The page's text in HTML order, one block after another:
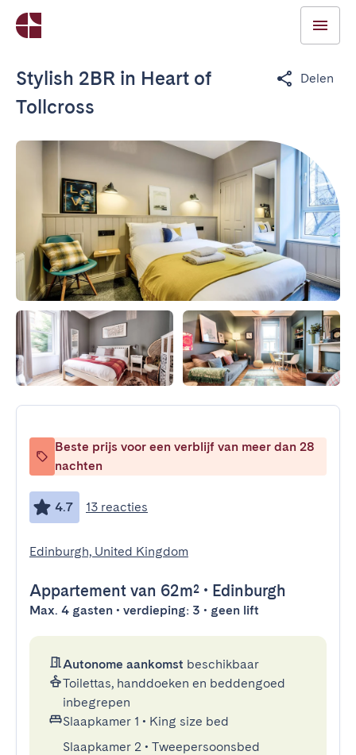
Stylish 2BR in Heart of
Tollcross
Delen
Beste prijs voor een verblijf van meer dan 28
nachten
4.7 13 reacties
Edinburgh, United Kingdom
Appartement van 62m² • Edinburgh
Max. 4 gasten • verdieping: 3 • geen lift
Autonome aankomst beschikbaar
Toilettas, handdoeken en beddengoed
inbegrepen
Slaapkamer 1 • King size bed
Slaapkamer 2 • Tweepersoonsbed